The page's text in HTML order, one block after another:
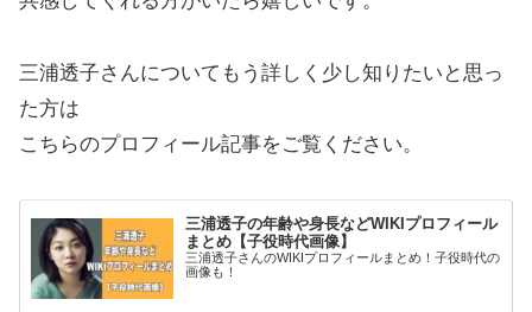
三浦透子さんについてもう詳しく少し知りたいと思っ
た方は
こちらのプロフィール記事をご覧ください。
三浦透子の年齢や身長などWIKIプロフィール
まとめ【子役時代画像】
三浦透子さんのWIKIプロフィールまとめ！子役時代の
画像も！